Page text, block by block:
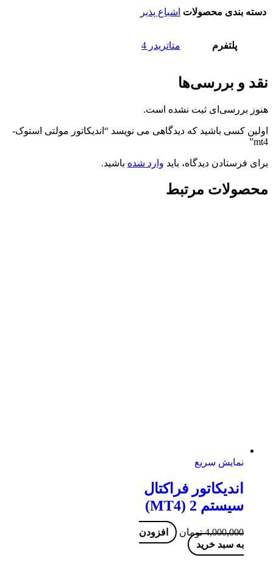
دسته بندی محصولات اشباع پذیر
پلتفرم متاتریدر 4
نقد و بررسی‌ها
هنوز بررسی‌ای ثبت نشده است.
اولین کسی باشید که دیدگاهی می نویسد “اندیکاتور مولتی استوک-
mt4”
برای فرستادن دیدگاه، باید وارد شده باشید.
محصولات مرتبط
نمایش سریع
اندیکاتور فراکتال
سیستم 2 (MT4)
4,000,000 تومان
افزودن
به سبد خرید